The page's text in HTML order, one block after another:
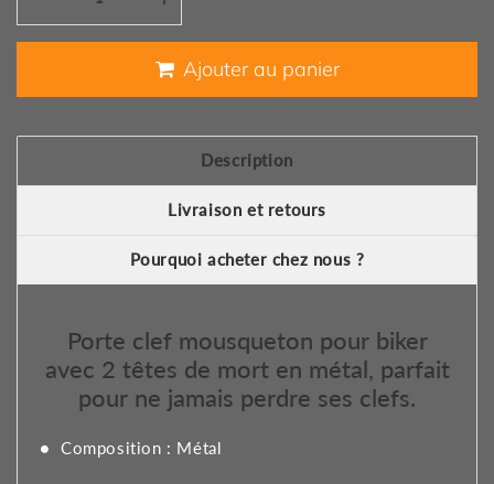
Ajouter au panier
Description
Livraison et retours
Pourquoi acheter chez nous ?
Porte clef mousqueton pour biker
avec 2 têtes de mort en métal, parfait
pour ne jamais perdre ses clefs.
Composition : Métal